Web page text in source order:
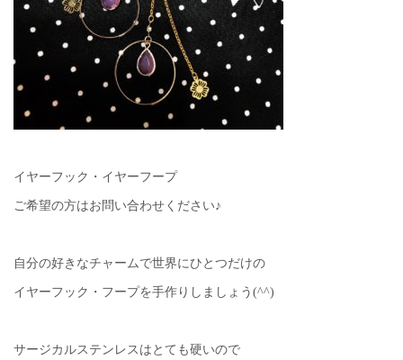
イヤーフック・イヤーフープ
ご希望の方はお問い合わせください♪
自分の好きなチャームで世界にひとつだけの
イヤーフック・フープを手作りしましょう(^^)
サージカルステンレスはとても硬いので